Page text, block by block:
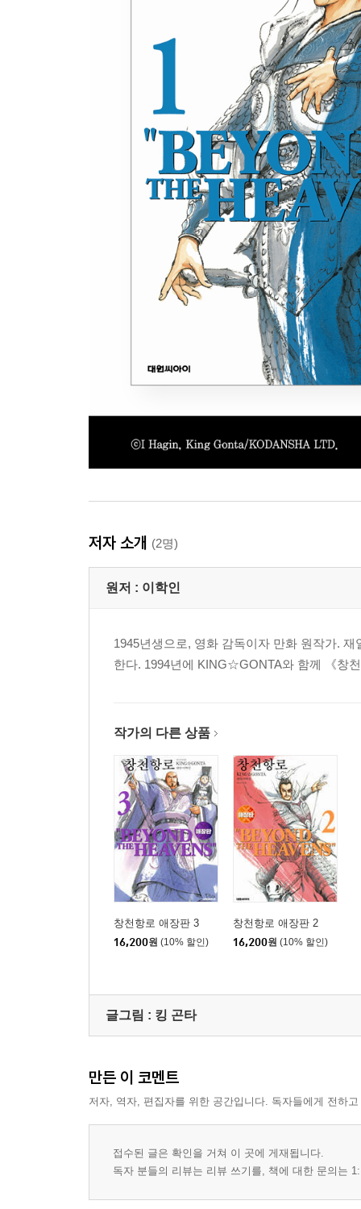
저자 소개 (2명)
원저 : 이학인
1945년생으로, 영화 감독이자 만화 원작가.
한다. 1994년에 KING☆GONTA와 함께 《창
작가의 다른 상품
창천항로 애장판 3
16,200원 (10% 할인)
창천항로 애장판 2
16,200원 (10% 할인)
글그림 : 킹 곤타
만든 이 코멘트
저자, 역자, 편집자를 위한 공간입니다. 독자들에게 전하
접수된 글은 확인을 거쳐 이 곳에 게재됩니다.
독자 분들의 리뷰는 리뷰 쓰기를, 책에 대한 문의는